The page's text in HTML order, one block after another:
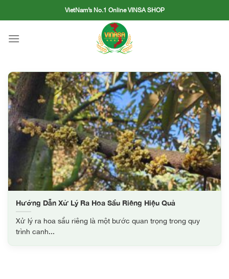
to
VietNam’s No.1 Online VINSA SHOP
Hướng Dẫn Xử Lý Ra Hoa Sầu Riêng Hiệu Quả
Xử lý ra hoa sầu riêng là một bước quan trọng trong quy
trình canh...